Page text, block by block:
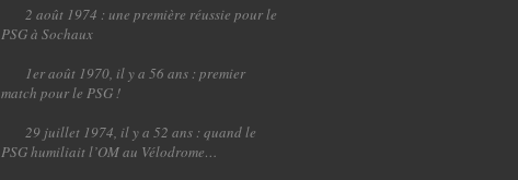
2 août 1974 : une première réussie pour le
PSG à Sochaux
1er août 1970, il y a 56 ans : premier
match pour le PSG !
29 juillet 1974, il y a 52 ans : quand le
PSG humiliait l’OM au Vélodrome…